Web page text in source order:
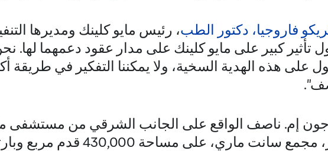
فاروجيا، دكتور الطب، رئيس مايو كلينك ومديرها
تأثير كبير على مايو كلينك على مدار عقود دعمهما لها.
على هذه الهدية السخية، ولا يمكننا التفكير في طريقة
جون إم. ناصف الواقع على الجانب الشرقي من مستشفى